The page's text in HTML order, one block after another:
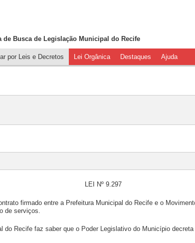
de Busca de Legislação Municipal do Recife
por Leis e Decretos Lei Orgânica Destaques Ajuda
LEI Nº 9.297
firmado entre a Prefeitura Municipal do Recife e o
de serviços.
do Recife faz saber que o Poder Legislativo do Município